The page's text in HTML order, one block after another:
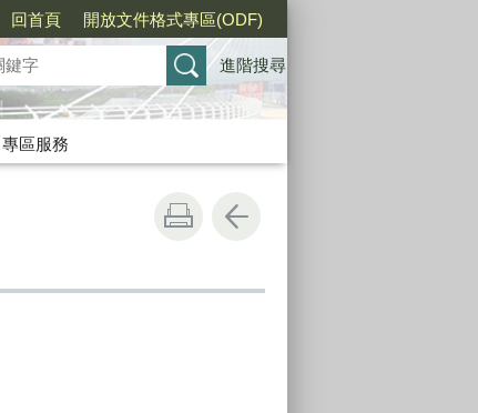
回首頁 開放文件格式專區(ODF)
進階搜尋
專區服務